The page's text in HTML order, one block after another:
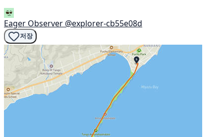
Eager Observer @explorer-cb55e08d
저장